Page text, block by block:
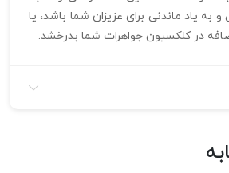
یاد ماندنی برای عزیزان شما باشد، یا
در کلکسیون جواهرات شما بدرخشد.